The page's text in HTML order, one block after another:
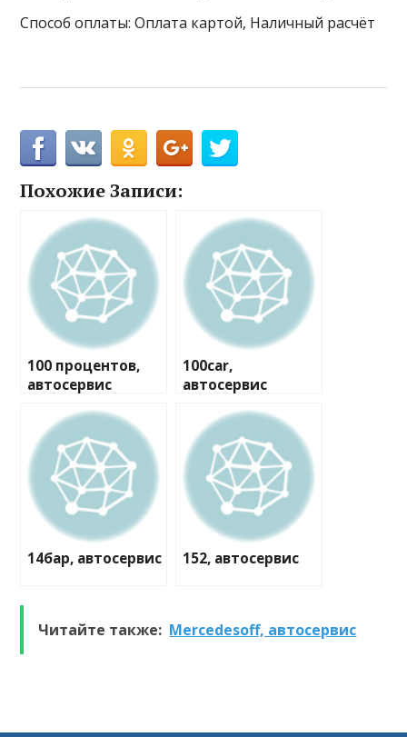
Способ оплаты: Оплата картой, Наличный расчёт
Похожие Записи:
100 процентов,
автосервис
100car,
автосервис
14бар, автосервис 152, автосервис
Читайте также: Mercedesoff, автосервис